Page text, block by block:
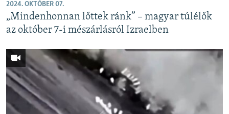
2024. OKTÓBER 07.
„Mindenhonnan lőttek ránk” – magyar túlélők
az október 7-i mészárlásról Izraelben